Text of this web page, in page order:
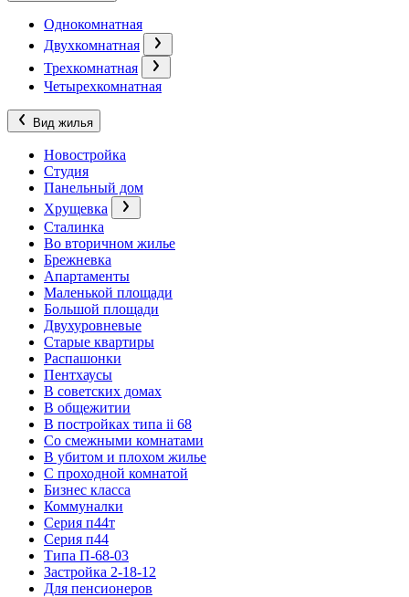
Однокомнатная
Двухкомнатная
Трехкомнатная
Четырехкомнатная
Вид жилья
Новостройка
Студия
Панельный дом
Хрущевка
Сталинка
Во вторичном жилье
Брежневка
Апартаменты
Маленькой площади
Большой площади
Двухуровневые
Старые квартиры
Распашонки
Пентхаусы
В советских домах
В общежитии
В постройках типа ii 68
Со смежными комнатами
В убитом и плохом жилье
С проходной комнатой
Бизнес класса
Коммуналки
Серия п44т
Серия п44
Типа П-68-03
Застройка 2-18-12
Для пенсионеров